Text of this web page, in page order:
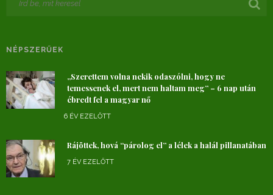
NÉPSZERŰEK
„Szerettem volna nekik odaszólni, hogy ne
temessenek el, mert nem haltam meg” – 6 nap után
ébredt fel a magyar nő
6 ÉV EZELŐTT
Rájöttek, hová “párolog el” a lélek a halál pillanatában
7 ÉV EZELŐTT